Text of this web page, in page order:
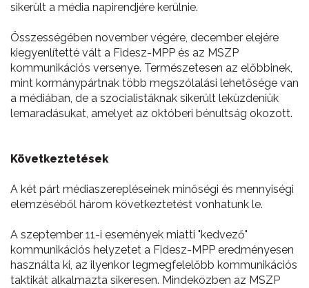
sikerült a média napirendjére kerülnie.
Összességében november végére, december elejére
kiegyenlítetté vált a Fidesz-MPP és az MSZP
kommunikációs versenye. Természetesen az előbbinek,
mint kormánypártnak több megszólalási lehetősége van
a médiában, de a szocialistáknak sikerült leküzdeniük
lemaradásukat, amelyet az októberi bénultság okozott.
Következtetések
A két párt médiaszerepléseinek minőségi és mennyiségi
elemzéséből három következtetést vonhatunk le.
A szeptember 11-i események miatti "kedvező"
kommunikációs helyzetet a Fidesz-MPP eredményesen
használta ki, az ilyenkor legmegfelelőbb kommunikációs
taktikát alkalmazta sikeresen. Mindeközben az MSZP